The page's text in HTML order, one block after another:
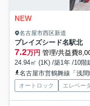
NEW
名古屋市西区新道
プレイズシード名駅北
7.2万円 管理/共益費
24.94㎡ (1K) /築1年 /10階
名古屋市営鶴舞線「浅
オートロック エレベー